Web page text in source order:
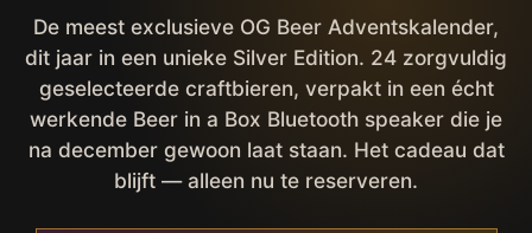
De meest exclusieve OG Beer Adventskalender,
dit jaar in een unieke Silver Edition. 24 zorgvuldig
geselecteerde craftbieren, verpakt in een écht
werkende Beer in a Box Bluetooth speaker die je
na december gewoon laat staan. Het cadeau dat
blijft — alleen nu te reserveren.